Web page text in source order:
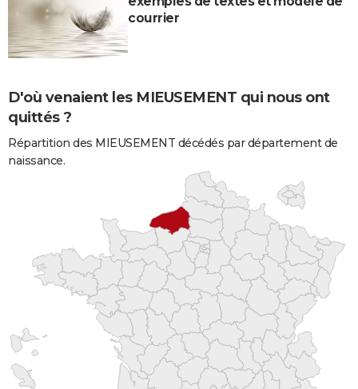
courrier
D'où venaient les MIEUSEMENT qui nous ont
quittés ?
Répartition des MIEUSEMENT décédés par département de
naissance.